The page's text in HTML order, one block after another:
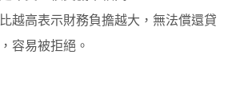
越高表示財務負擔越大，無法償還貸
容易被拒絕。